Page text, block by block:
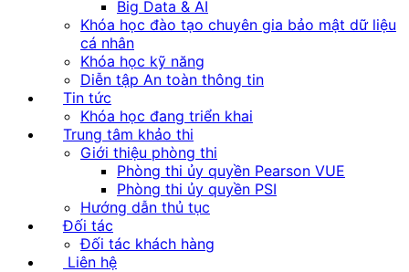
Big Data & AI
Khóa học đào tạo chuyên gia bảo mật dữ liệu
cá nhân
Khóa học kỹ năng
Diễn tập An toàn thông tin
Tin tức
Khóa học đang triển khai
Trung tâm khảo thi
Giới thiệu phòng thi
Phòng thi ủy quyền Pearson VUE
Phòng thi ủy quyền PSI
Hướng dẫn thủ tục
Đối tác
Đối tác khách hàng
Liên hệ